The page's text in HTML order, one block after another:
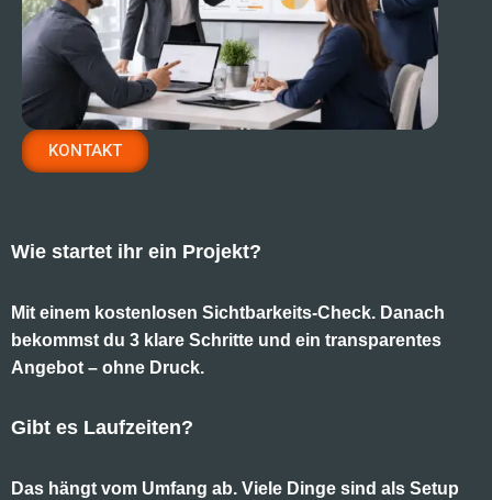
KONTAKT
Wie startet ihr ein Projekt?
Mit einem kostenlosen Sichtbarkeits-Check. Danach
bekommst du 3 klare Schritte und ein transparentes
Angebot – ohne Druck.
Gibt es Laufzeiten?
Das hängt vom Umfang ab. Viele Dinge sind als Setup